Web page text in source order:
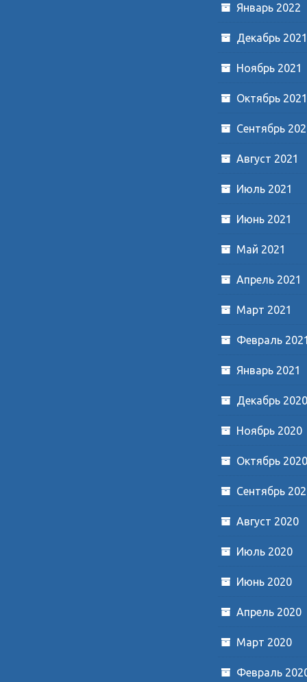
Январь 2022
Декабрь 2021
Ноябрь 2021
Октябрь 2021
Сентябрь
Август 2021
Июль 2021
Июнь 2021
Май 2021
Апрель 2021
Март 2021
Февраль
Январь 2021
Декабрь 2020
Ноябрь 2020
Октябрь 2020
Сентябрь
Август 2020
Июль 2020
Июнь 2020
Апрель 2020
Март 2020
Февраль